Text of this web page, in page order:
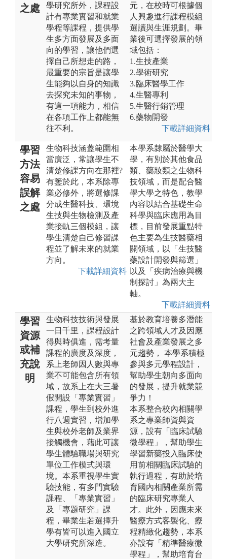
之處
學研究所外，課程設
計有專業實習和就業
學程等課程，提供學
生多方面發展及多面
向的學習，讓他們選
擇自己所想走的路，
最重要的宗旨是讓學
生能夠以自身的知識
去探究未知的事物，
有這一項能力，相信
在各項工作上都能無
往不利。
元，在校時可根據個
人興趣進行課程模組
選讀與生涯規劃。畢
業後可選擇發展的領
域包括：
1.生技產業
2.學術研究
3.臨床醫學工作
4.生醫專利
5.生醫行銷管理
6.藥物開發
下載詳細資料
學習
方法
容易
誤解
之處
生物科技涵蓋範圍相
當廣泛，常讓學生不
清楚修課方向在那裡?
有鑒於此，本系除專
業必修外，將選修課
分成生醫科技、環境
生技與生物檢測及產
業接軌三個模組，讓
學生清楚自己修習課
程並了解未來的就業
方向。
下載詳細資料
本學系隸屬於醫學大
學，有別於其他食品
類、藥妝類之生物科
技領域，而是配合醫
學大學之特色，教學
內容以結合基礎生命
科學與臨床應用為目
標，目前發展重點特
色主要為生技醫藥相
關領域，以「生技醫
藥設計開發與篩選」
以及「疾病治療與機
制探討」為兩大主
軸。
下載詳細資料
學習
資源
或補
充說
明
生物科技技術與發展
一日千里，課程設計
得與時俱進，需考量
課程的廣度及深度，
系上老師因人數與專
業不可能包含所有領
域，故系上在大三暑
假開設「專業實習」
課程，學生到校外進
行八週實習，增加學
生與校外老師及業界
接觸機會，藉此可讓
學生體驗職場與研究
單位工作模式與環
境。本系重視學生實
驗技能，有多門實驗
課程、「專業實習」
及「專題研究」課
程，畢業生若選擇升
學有皆可以進入國立
大學研究所深造。
基於教育培養多潛能
之跨領域人才及因應
社會及產業發展之多
元趨勢， 本學系積極
參與多元學程設計，
幫助學生朝向多面向
的發展，提升就業競
爭力！
本系整合校內相關學
系之專業師資與資
源，設有「臨床試驗
微學程」，幫助學生
學習新藥投入臨床使
用前相關臨床試驗的
執行過程，有助於培
育國內相關產業所需
的臨床研究專業人
才。此外，因應未來
醫療方式客製化、療
程精緻化趨勢，本系
亦設有「精準醫療微
學程」，幫助培育台